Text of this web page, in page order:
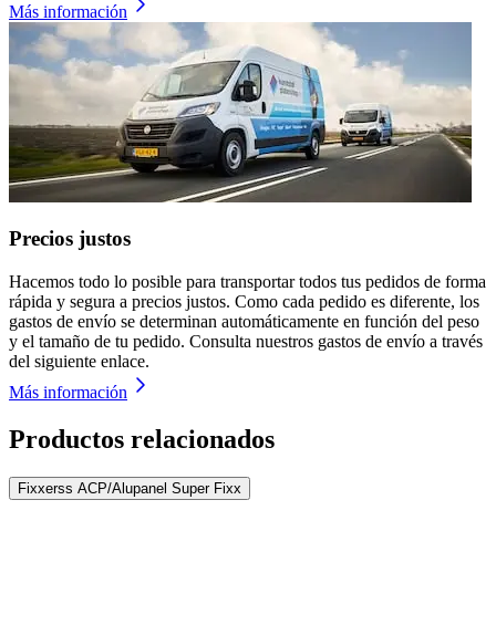
Más información
Precios justos
Hacemos todo lo posible para transportar todos tus pedidos de forma
rápida y segura a precios justos. Como cada pedido es diferente, los
gastos de envío se determinan automáticamente en función del peso
y el tamaño de tu pedido. Consulta nuestros gastos de envío a través
del siguiente enlace.
Más información
Productos relacionados
Fixxerss ACP/Alupanel Super Fixx